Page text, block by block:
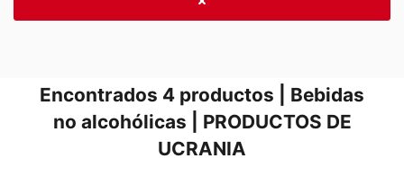
Encontrados 4 productos | Bebidas
no alcohólicas | PRODUCTOS DE
UCRANIA